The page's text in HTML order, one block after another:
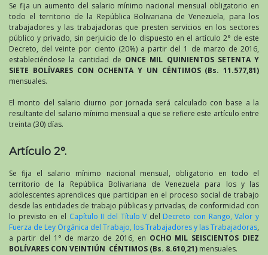
Se fija un aumento del salario mínimo nacional mensual obligatorio en
todo el territorio de la República Bolivariana de Venezuela, para los
trabajadores y las trabajadoras que presten servicios en los sectores
público y privado, sin perjuicio de lo dispuesto en el artículo 2° de este
Decreto, del veinte por ciento (20%) a partir del 1 de marzo de 2016,
estableciéndose la cantidad de ONCE MIL QUINIENTOS SETENTA Y
SIETE BOLÍVARES CON OCHENTA Y UN CÉNTIMOS (Bs. 11.577,81)
mensuales.
El monto del salario diurno por jornada será calculado con base a la
resultante del salario mínimo mensual a que se refiere este artículo entre
treinta (30) días.
Artículo 2°.
Se fija el salario mínimo nacional mensual, obligatorio en todo el
territorio de la República Bolivariana de Venezuela para los y las
adolescentes aprendices que participan en el proceso social de trabajo
desde las entidades de trabajo públicas y privadas, de conformidad con
lo previsto en el Capítulo II del Título V del Decreto con Rango, Valor y
Fuerza de Ley Orgánica del Trabajo, los Trabajadores y las Trabajadoras,
a partir del 1° de marzo de 2016, en OCHO MIL SEISCIENTOS DIEZ
BOLÍVARES CON VEINTIÚN CÉNTIMOS (Bs. 8.610,21) mensuales.